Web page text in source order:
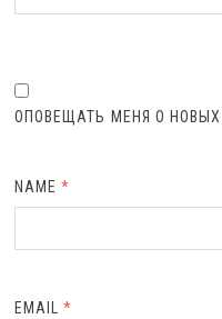
ОПОВЕЩАТЬ МЕНЯ О НОВЫХ
NAME*
EMAIL*